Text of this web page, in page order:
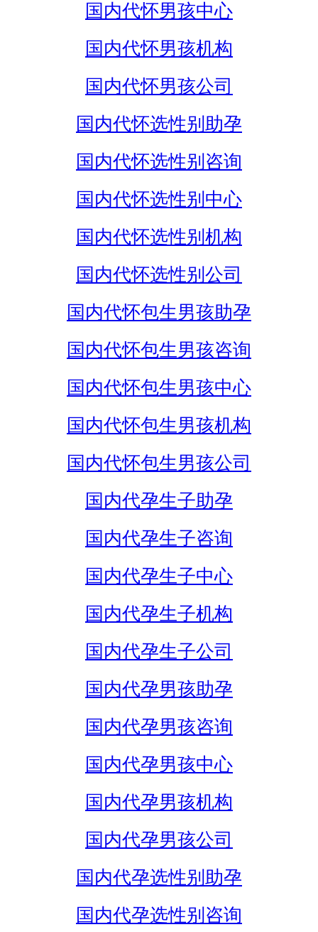
国内代怀男孩中心
国内代怀男孩机构
国内代怀男孩公司
国内代怀选性别助孕
国内代怀选性别咨询
国内代怀选性别中心
国内代怀选性别机构
国内代怀选性别公司
国内代怀包生男孩助孕
国内代怀包生男孩咨询
国内代怀包生男孩中心
国内代怀包生男孩机构
国内代怀包生男孩公司
国内代孕生子助孕
国内代孕生子咨询
国内代孕生子中心
国内代孕生子机构
国内代孕生子公司
国内代孕男孩助孕
国内代孕男孩咨询
国内代孕男孩中心
国内代孕男孩机构
国内代孕男孩公司
国内代孕选性别助孕
国内代孕选性别咨询